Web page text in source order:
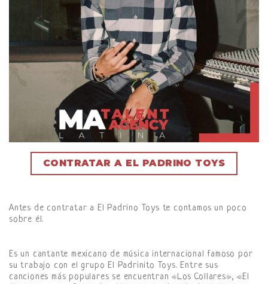
CONTRATAR A EL PADRINO TOYS
Antes de contratar a El Padrino Toys te contamos un poco
sobre él.
Es un cantante mexicano de música internacional famoso por
su trabajo con el grupo El Padrinito Toys. Entre sus
canciones más populares se encuentran «Los Collares», «El